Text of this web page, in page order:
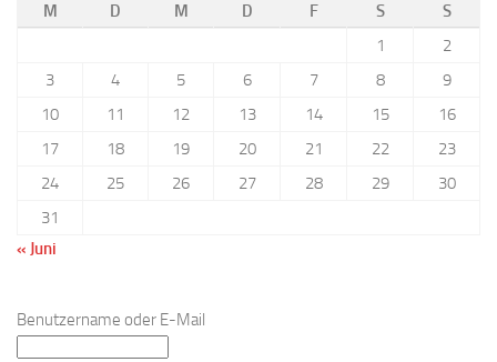
M
D M D F S
S
1
2
3
4 5 6 7 8
9
10
11 12 13 14 15
16
17
18 19 20 21 22
23
24
25 26 27 28 29
30
31
« Juni
Benutzername oder E-Mail